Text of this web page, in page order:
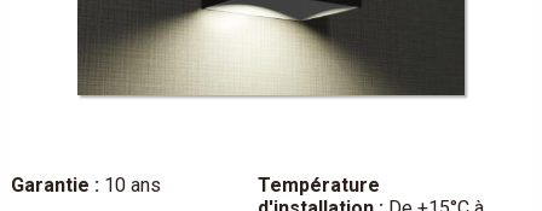
Garantie :10 ans
Température